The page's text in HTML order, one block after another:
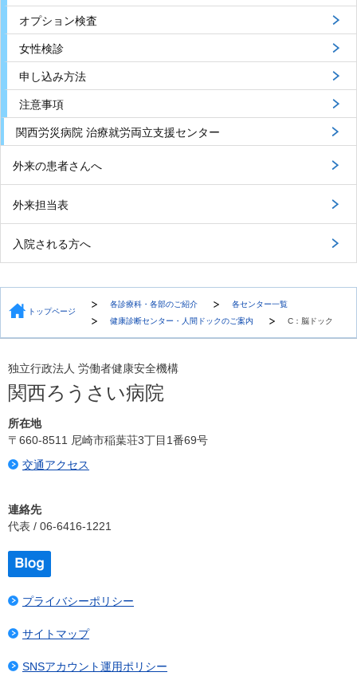
オプション検査
女性検診
申し込み方法
注意事項
関西労災病院 治療就労両立支援センター
外来の患者さんへ
外来担当表
入院される方へ
トップページ
各診療科・各部のご紹介
各センター一覧
健康診断センター・人間ドックのご案内
C：脳ドック
独立行政法人 労働者健康安全機構
関西ろうさい病院
所在地
〒660-8511 尼崎市稲葉荘3丁目1番69号
交通アクセス
連絡先
代表 / 06-6416-1221
プライバシーポリシー
サイトマップ
SNSアカウント運用ポリシー